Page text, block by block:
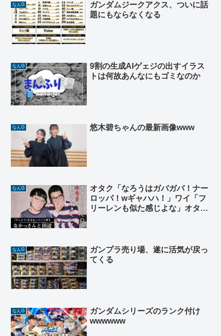
なんG
ガンダムジークアクス、ついに話
題にもならなくなる
なんG
9割の生成AIゲェジの出すイラス
トは何故あんなにもゴミなのか
なんG 悠木碧ちゃんの最新画像www
なんG
オタク「なろうはガバガバ！ナー
ロッパ！wギャハハ！」ワイ「フ
リーレンも似た感じよな」オタク
なんG
ガンプラ売り場、遂に活気が戻っ
てくる
なんG
ガンダムシリーズのランク付け
wwwwww